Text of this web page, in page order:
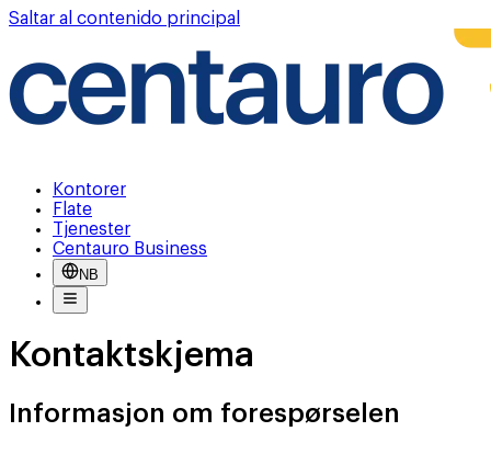
Saltar al contenido principal
Kontorer
Flate
Tjenester
Centauro Business
NB
Kontaktskjema
Informasjon om forespørselen